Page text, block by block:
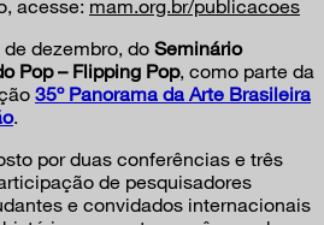
acesse: mam.org.br/publicacoes
dezembro, do Seminário
Pop – Flipping Pop, como parte da
35º Panorama da Arte Brasileira
.
por duas conferências e três
de pesquisadores
e convidados internacionais